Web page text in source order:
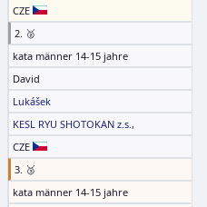
CZE
2. 🥈
kata männer 14-15 jahre
David
Lukášek
KESL RYU SHOTOKAN z.s.,
CZE
3. 🥉
kata männer 14-15 jahre